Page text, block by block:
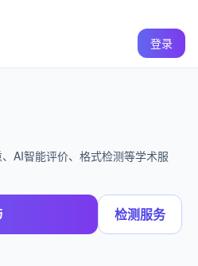
登录
AI智能评价、格式检测等学术服
检测服务